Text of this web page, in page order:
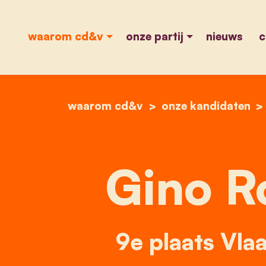
waarom cd&v onze partij nieuws
waarom cd&v onze kandidaten
Gino
9e plaats